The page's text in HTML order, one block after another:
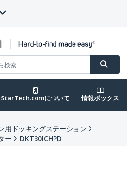
StarTech.comについて 情報ボックス
用ドッキングステーション
ー
DKT30ICHPD